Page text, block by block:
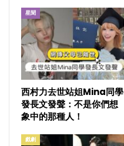
星聞
西村力去世站姐Mina同學
發長文發聲：不是你們想
象中的那種人！
戲劇